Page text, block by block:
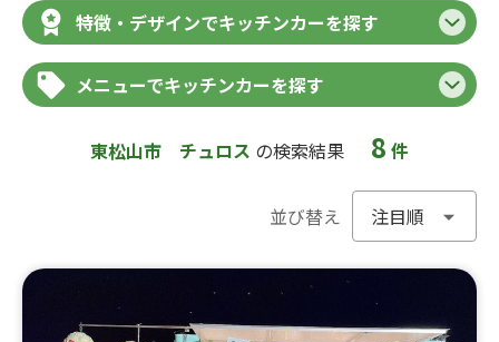
特徴・デザインでキッチンカーを探す
メニューでキッチンカーを探す
東松山市 チュロス の検索結果 8 件
並び替え